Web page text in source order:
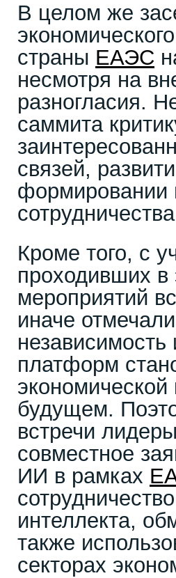
В целом же
страны ЕАЭС
несмотря на
разногласия.
саммита
связей,
формировании
Кроме того, с
проходивших в
мероприятий
иначе
платформ
будущем.
встречи
совместное
ИИ в рамках
интеллекта,
также
секторах